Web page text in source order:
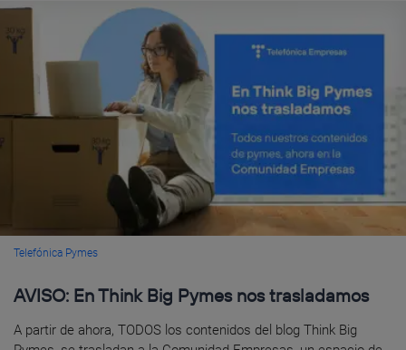
Telefónica Pymes
AVISO: En Think Big Pymes nos trasladamos
A partir de ahora, TODOS los contenidos del blog Think Big